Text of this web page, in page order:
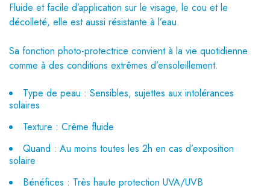
Fluide et facile d’application sur le visage, le cou et le
décolleté, elle est aussi résistante à l’eau.
Sa fonction photo-protectrice convient à la vie quotidienne
comme à des conditions extrêmes d’ensoleillement.
Type de peau : Sensibles, sujettes aux intolérances
solaires
Texture : Crème fluide
Quand : Au moins toutes les 2h en cas d’exposition
solaire
Bénéfices : Très haute protection UVA/UVB